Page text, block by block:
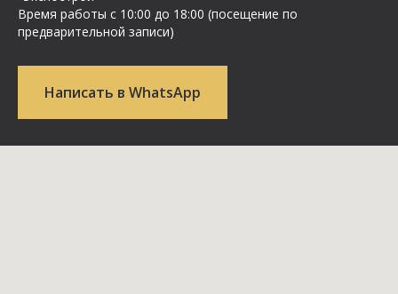
Время работы с 10:00 до 18:00 (посещение по
предварительной записи)
Написать в WhatsApp